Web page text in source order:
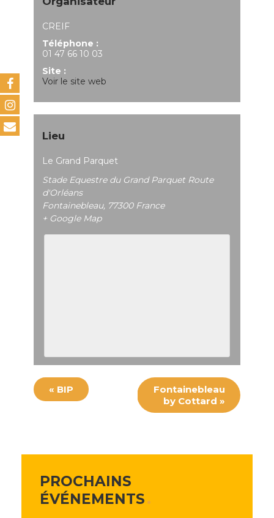
CREIF
Téléphone :
01 47 66 10 03
Site :
Voir le site web
Lieu
Le Grand Parquet
Stade Equestre du Grand Parquet Route
d'Orléans
Fontainebleau, 77300 France
+ Google Map
« BIP
Fontainebleau
by Cottard »
PROCHAINS
ÉVÉNEMENTS